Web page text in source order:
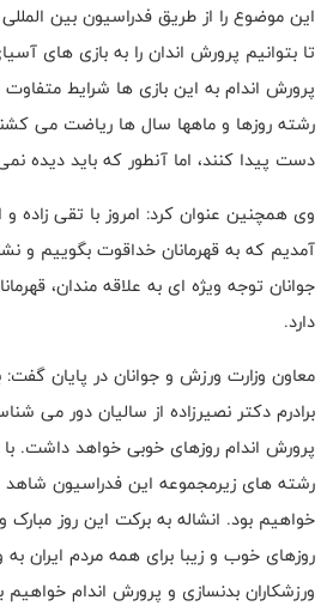
این موضوع را از طریق فدراسیون بین
تا بتوانیم پرورش اندان را به بازی های
پرورش اندام به این بازی ها شرایط
رشته روزها و ماهها سال ها ریاضت می
دست پیدا کنند، اما آنطور که باید دیده
وی همچنین عنوان کرد: امروز با تقی زاده
آمدیم که به قهرمانان خداقوت بگوییم و
جوانان توجه ویژه ای به علاقه مندان،
دارد.
معاون وزارت ورزش و جوانان در پایان
برادرم دکتر نصیرزاده از سالیان دور می
پرورش اندام روزهای خوبی خواهد داشت.
رشته های زیرمجموعه این فدراسیون شاهد
خواهیم بود. انشاله به برکت این روز
روزهای خوب و زیبا برای همه مردم ایران به
ورزشکاران بدنسازی و پرورش اندام خواهیم